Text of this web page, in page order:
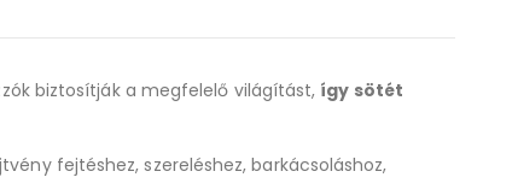
biztosítják a megfelelő világítást, így sötét
fejtéshez, szereléshez, barkácsoláshoz,